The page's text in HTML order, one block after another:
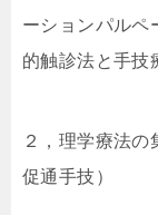
ーションパルペ
的触診法と手技
２，理学療法
促通手技）